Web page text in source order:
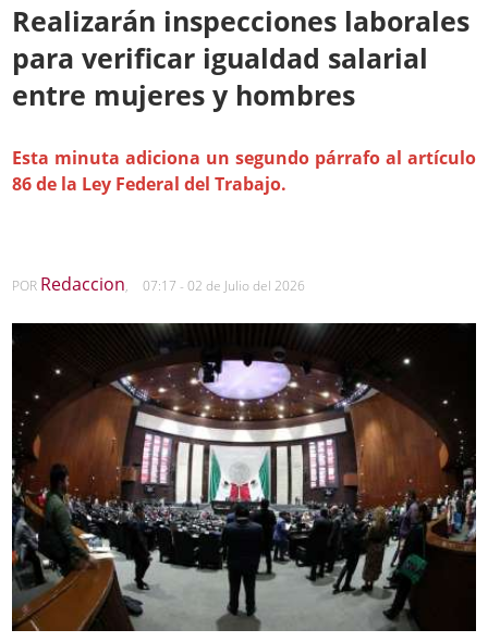
Realizarán inspecciones laborales
para verificar igualdad salarial
entre mujeres y hombres
Esta minuta adiciona un segundo párrafo al artículo
86 de la Ley Federal del Trabajo.
POR Redaccion, 07:17 - 02 de Julio del 2026